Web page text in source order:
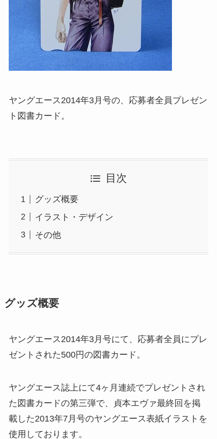
ヤングエース2014年3月号の、応募者全員プレゼン
ト図書カード。
目次
グッズ概要
イラスト・デザイン
その他
グッズ概要
ヤングエース2014年3月号にて、応募者全員にプレ
ゼントされた500円の図書カード。
ヤングエース誌上にて4ヶ月連続でプレゼントされ
た図書カードの第三弾で、貞本エヴァ最終回を掲
載した2013年7月号のヤングエース表紙イラストを
使用しております。